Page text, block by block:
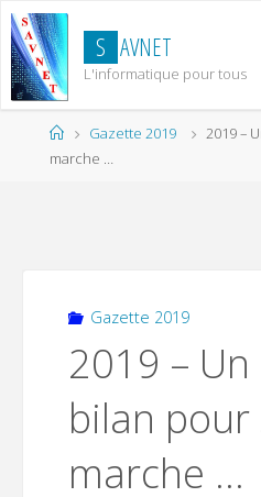
Skip
to
content
S AVNET
L'informatique pour tous
HomeGazette 2019
2019 –
marche …
Gazette 2019
2019 –
bilan pour
marche …